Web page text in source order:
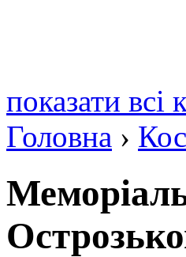
показати всі
Головна ›